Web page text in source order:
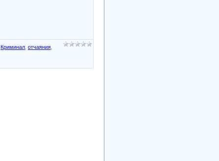
Криминал отчаяния